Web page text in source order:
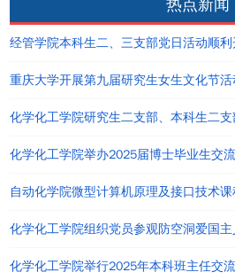
热点新闻
经管学院本科生二、三支部党日活动顺利
重庆大学开展第九届研究生女生文化节活
化学化工学院举办2025届博士毕业生交
自动化学院微型计算机原理及接口技术
化学化工学院组织党员参观防空洞爱国
化学化工学院举行2025年本科班主任交